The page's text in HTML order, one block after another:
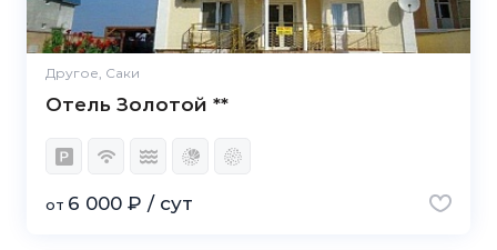
Другое, Саки
Отель Золотой **
от 6 000 ₽ / сут